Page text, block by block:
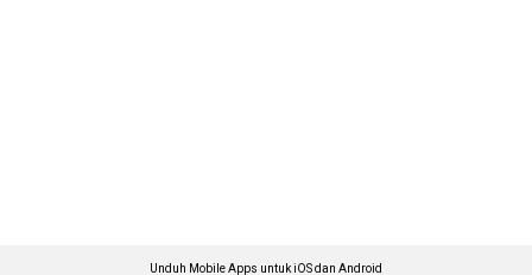
Unduh Mobile Apps untuk iOS dan Android